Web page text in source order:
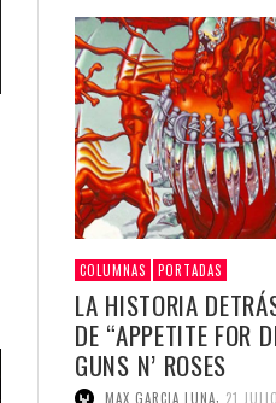
COLUMNAS PORTADAS
LA HISTORIA
DE “APPETITE FOR
GUNS N’ ROSES
MAX GARCIA LUNA, 21